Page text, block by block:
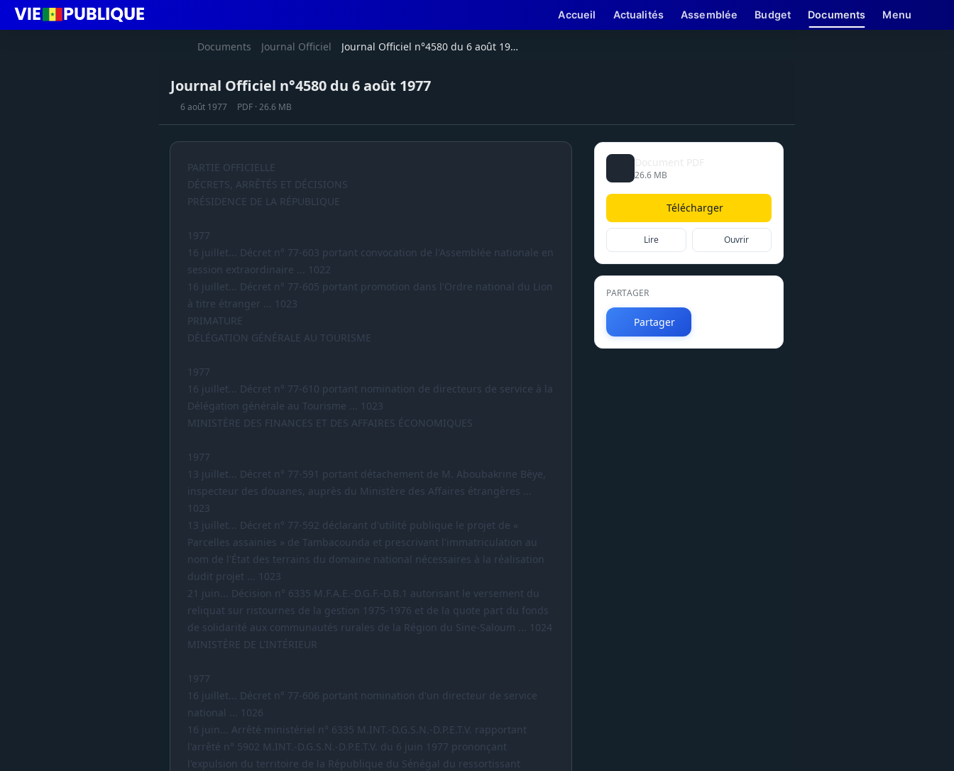
Accueil Actualités Assemblée Budget Documents Menu
Documents Journal Officiel Journal Officiel n°4580 du 6 août 1977
Journal Officiel n°4580 du 6 août 1977
6 août 1977 PDF · 26.6 MB
PARTIE OFFICIELLE
DÉCRETS, ARRÊTÉS ET DÉCISIONS
PRÉSIDENCE DE LA RÉPUBLIQUE
1977
16 juillet... Décret n° 77-603 portant convocation de l'Assemblée nationale en
session extraordinaire ... 1022
16 juillet... Décret n° 77-605 portant promotion dans l'Ordre national du Lion
à titre étranger ... 1023
PRIMATURE
DÉLÉGATION GÉNÉRALE AU TOURISME
1977
16 juillet... Décret n° 77-610 portant nomination de directeurs de service à la
Délégation générale au Tourisme ... 1023
MINISTÈRE DES FINANCES ET DES AFFAIRES ÉCONOMIQUES
1977
13 juillet... Décret n° 77-591 portant détachement de M. Aboubakrine Bèye,
inspecteur des douanes, auprès du Ministère des Affaires étrangères ...
1023
13 juillet... Décret n° 77-592 déclarant d'utilité publique le projet de «
Parcelles assainies » de Tambacounda et prescrivant l'immatriculation au
nom de l'État des terrains du domaine national nécessaires à la réalisation
dudit projet ... 1023
21 juin... Décision n° 6335 M.F.A.E.-D.G.F.-D.B.1 autorisant le versement du
reliquat sur ristournes de la gestion 1975-1976 et de la quote part du fonds
de solidarité aux communautés rurales de la Région du Sine-Saloum ... 1024
MINISTÈRE DE L'INTÉRIEUR
1977
16 juillet... Décret n° 77-606 portant nomination d'un directeur de service
national ... 1026
16 juin... Arrêté ministériel n° 6335 M.INT.-D.G.S.N.-D.P.E.T.V. rapportant
l'arrêté n° 5902 M.INT.-D.G.S.N.-D.P.E.T.V. du 6 juin 1977 prononçant
l'expulsion du territoire de la République du Sénégal du ressortissant
Document PDF
26.6 MB
Télécharger
Lire Ouvrir
PARTAGER
Partager